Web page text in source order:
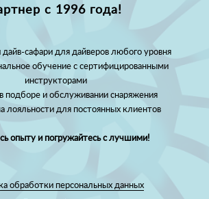
с 1996 года!
сафари для дайверов любого уровня
обучение с сертифицированными
инструкторами
и обслуживании снаряжения
лояльности для постоянных клиентов
опыту и погружайтесь с лучшими!
обработки персональных данных